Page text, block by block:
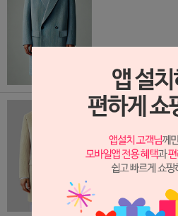
(BZC250253) 코